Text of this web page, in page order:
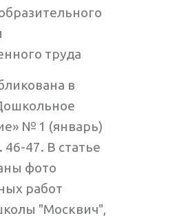
труда
в
№ 1 (январь)
46-47. В статье
фото
работ
"Москвич",